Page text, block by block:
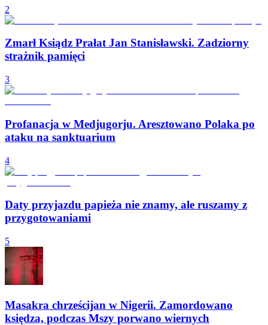
2
Zmarł Ksiądz Prałat Jan Stanisławski. Zadziorny
strażnik pamięci
3
Profanacja w Medjugorju. Aresztowano Polaka po
ataku na sanktuarium
4
Daty przyjazdu papieża nie znamy, ale ruszamy z
przygotowaniami
5
Masakra chrześcijan w Nigerii. Zamordowano
księdza, podczas Mszy porwano wiernych